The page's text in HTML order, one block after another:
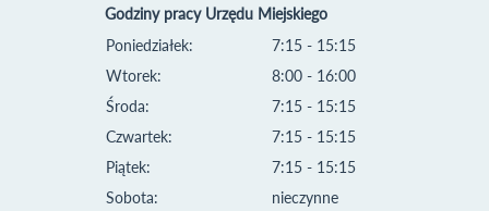
Godziny pracy Urzędu Miejskiego
Poniedziałek:
Wtorek:
Środa:
Czwartek:
Piątek:
Sobota:
7:15 - 15:15
8:00 - 16:00
7:15 - 15:15
7:15 - 15:15
7:15 - 15:15
nieczynne